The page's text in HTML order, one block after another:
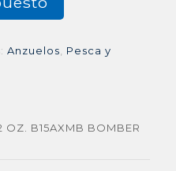
Anzuelos
Pesca y
OZ. B15AXMB BOMBER